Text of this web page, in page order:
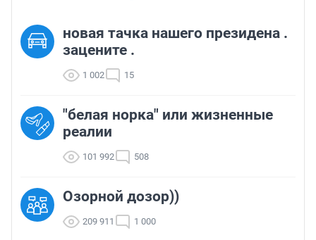
новая тачка нашего президена .
зацените .
1 002 15
"белая норка" или жизненные
реалии
101 992 508
Озорной дозор))
209 911 1 000